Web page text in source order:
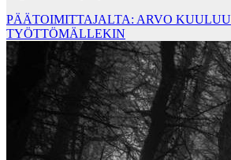
PÄÄTOIMITTAJALTA: ARVO KUULUU
TYÖTTÖMÄLLEKIN